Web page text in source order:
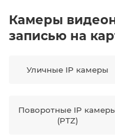
Камеры
записью на
Уличные IP камеры
Поворотные IP
(PTZ)